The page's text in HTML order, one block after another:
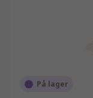
På lager